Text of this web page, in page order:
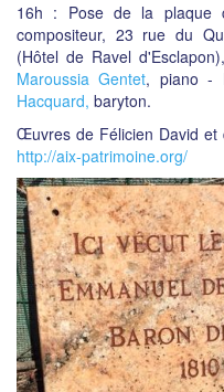
16h : Pose de la plaque
compositeur, 23 rue du
(Hôtel de Ravel
Maroussia Gentet, piano -
Hacquard, baryton.
Œuvres de Félicien David et
http://aix-patrimoine.org/